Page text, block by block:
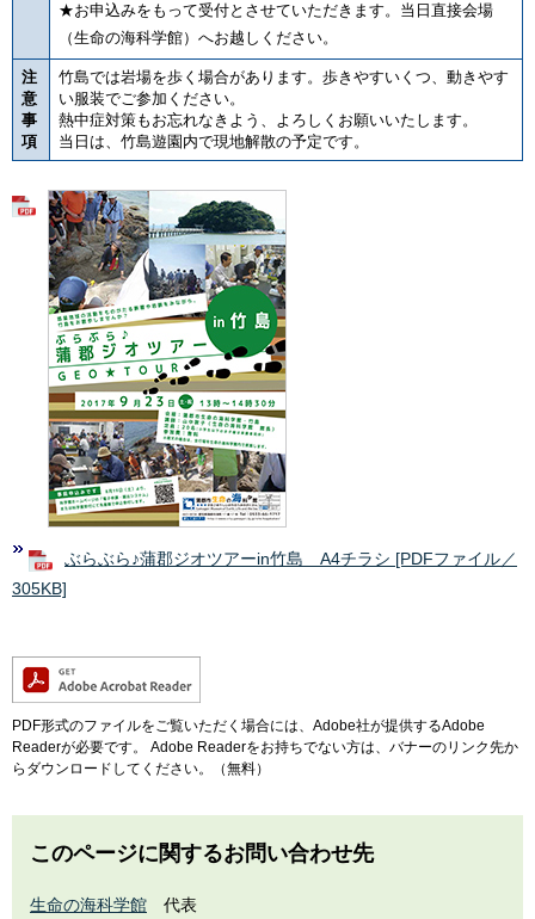
★お申込みをもって受付とさせていただきます。当日直接会場
（生命の海科学館）へお越しください。
注
意
事
項
竹島では岩場を歩く場合があります。歩きやすいくつ、動きやす
い服装でご参加ください。
熱中症対策もお忘れなきよう、よろしくお願いいたします。
当日は、竹島遊園内で現地解散の予定です。
ぶらぶら♪蒲郡ジオツアーin竹島 A4チラシ [PDFファイル／
305KB]
PDF形式のファイルをご覧いただく場合には、Adobe社が提供するAdobe
Readerが必要です。
Adobe Readerをお持ちでない方は、バナーのリンク先か
らダウンロードしてください。（無料）
このページに関するお問い合わせ先
生命の海科学館
代表